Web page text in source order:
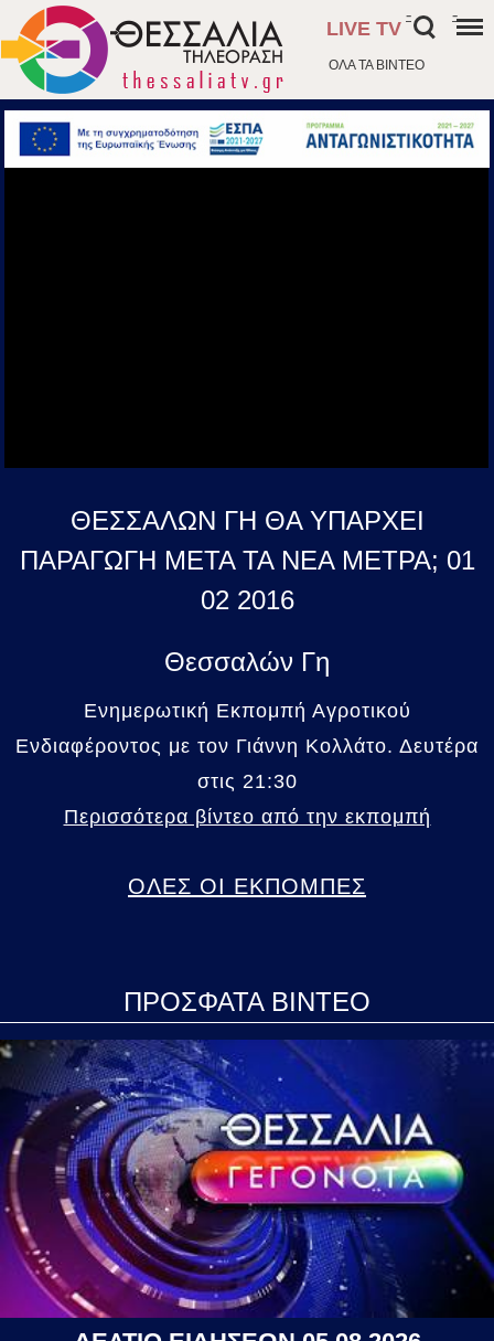
ΟΛΑ ΤΑ ΒΙΝΤΕΟ
LIVE TV
- -
ΘΕΣΣΑΛΩΝ ΓΗ ΘΑ ΥΠΑΡΧΕΙ
ΠΑΡΑΓΩΓΗ ΜΕΤΑ ΤΑ ΝΕΑ ΜΕΤΡΑ; 01
02 2016
Θεσσαλών Γη
Ενημερωτική Εκπομπή Αγροτικού
Ενδιαφέροντος με τον Γιάννη Κολλάτο. Δευτέρα
στις 21:30
Περισσότερα βίντεο από την εκπομπή
ΟΛΕΣ ΟΙ ΕΚΠΟΜΠΕΣ
ΠΡΟΣΦΑΤΑ ΒΙΝΤΕΟ